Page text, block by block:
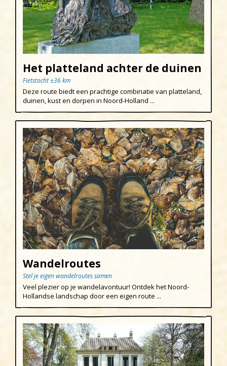
Het platteland achter de duinen
Fietstocht ±36 km
Deze route biedt een prachtige combinatie van platteland,
duinen, kust en dorpen in Noord-Holland ...
Wandelroutes
Stel je eigen wandelroutes samen
Veel plezier op je wandelavontuur! Ontdek het Noord-
Hollandse landschap door een eigen route ...